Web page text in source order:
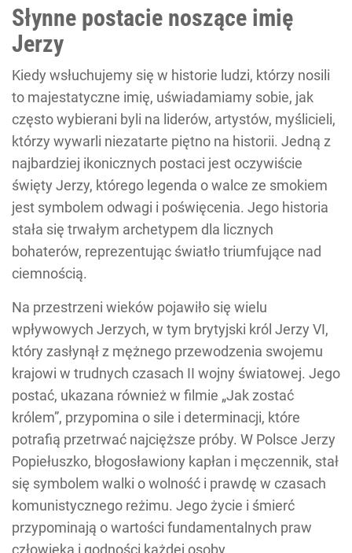
Słynne postacie noszące imię
Jerzy
Kiedy wsłuchujemy się w historie ludzi, którzy nosili
to majestatyczne imię, uświadamiamy sobie, jak
często wybierani byli na liderów, artystów, myślicieli,
którzy wywarli niezatarte piętno na historii. Jedną z
najbardziej ikonicznych postaci jest oczywiście
święty Jerzy, którego legenda o walce ze smokiem
jest symbolem odwagi i poświęcenia. Jego historia
stała się trwałym archetypem dla licznych
bohaterów, reprezentując światło triumfujące nad
ciemnością.
Na przestrzeni wieków pojawiło się wielu
wpływowych Jerzych, w tym brytyjski król Jerzy VI,
który zasłynął z mężnego przewodzenia swojemu
krajowi w trudnych czasach II wojny światowej. Jego
postać, ukazana również w filmie „Jak zostać
królem”, przypomina o sile i determinacji, które
potrafią przetrwać najcięższe próby. W Polsce Jerzy
Popiełuszko, błogosławiony kapłan i męczennik, stał
się symbolem walki o wolność i prawdę w czasach
komunistycznego reżimu. Jego życie i śmierć
przypominają o wartości fundamentalnych praw